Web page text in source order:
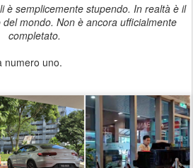
è semplicemente stupendo. In realtà è il
mondo. Non è ancora ufficialmente
completato.
numero uno.